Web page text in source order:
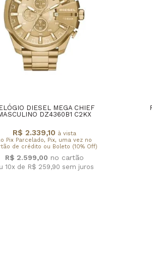
DIESEL MEGA CHIEF
DZ4360B1 C2KX
R$ 2.339,10 à vista
Pix Parcelado, Pix, uma vez no
de crédito ou Boleto (10% Off)
R$ 2.599,00
10x de R$ 259,90 sem juros